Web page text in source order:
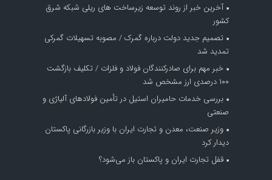
آخرین خبر از روند توسعه زیرساخت های ریلی شبکه شرق
کشور
تصمیم جدید دولت درباره گمرک / مصوبه تسهیلات گمرکی
تمدید شد
خبر مهم برای صادرکنندگان فولاد و فلزات / تکلیف بازگشت
۱۰۰ درصدی ارز مشخص شد
بررسی خدمات حامیران استیل در تأمین فولادهای آلیاژی و
صنعتی
وزیر صنعت، معدن و تجارت ایران با وزیر بازرگانی پاکستان
دیدار کرد
قفل تجارت ایران و پاکستان باز می‌شود؟